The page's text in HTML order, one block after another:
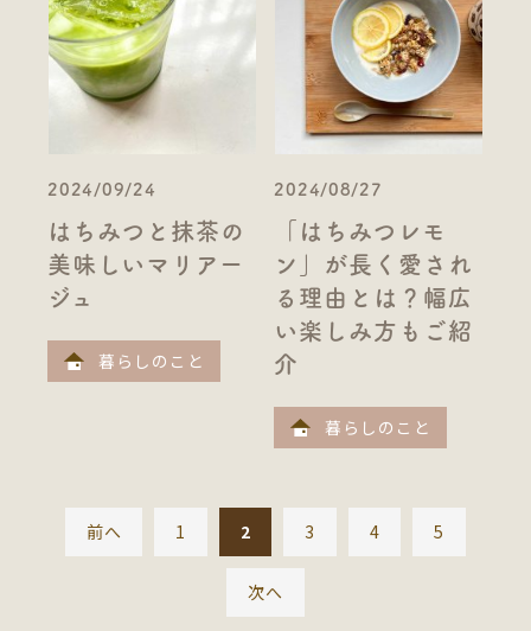
2024/09/24
はちみつと抹茶の
美味しいマリアー
ジュ
暮らしのこと
2024/08/27
「はちみつレモ
ン」が長く愛され
る理由とは？幅広
い楽しみ方もご紹
介
暮らしのこと
前へ 1 2 3 4 5
次へ